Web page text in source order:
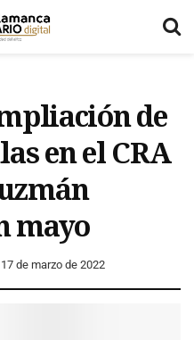
de
en el CRA
mayo
17 de marzo de 2022